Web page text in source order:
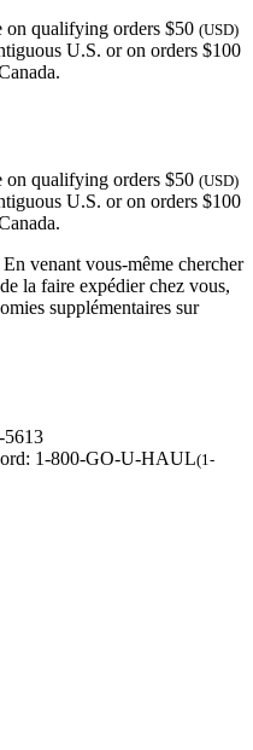
on qualifying orders $50 (USD)
U.S. or on orders $100
on qualifying orders $50 (USD)
U.S. or on orders $100
En venant vous-même chercher
la faire expédier chez vous,
supplémentaires sur
5613
1-800-GO-U-HAUL(1-